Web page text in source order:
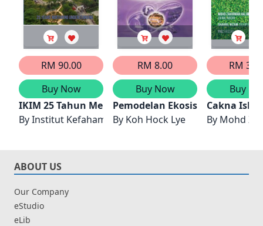
RM 90.00
Buy Now
IKIM 25 Tahun Memupuk Kefahaman
ByInstitut Kefahaman Islam Malaysia
RM 8.00
Buy Now
Pemodelan Ekosistem dan
By Koh Hock Lye
RM
Buy
Cakna
By Mohd
ABOUT US
Our Company
eStudio
eLib